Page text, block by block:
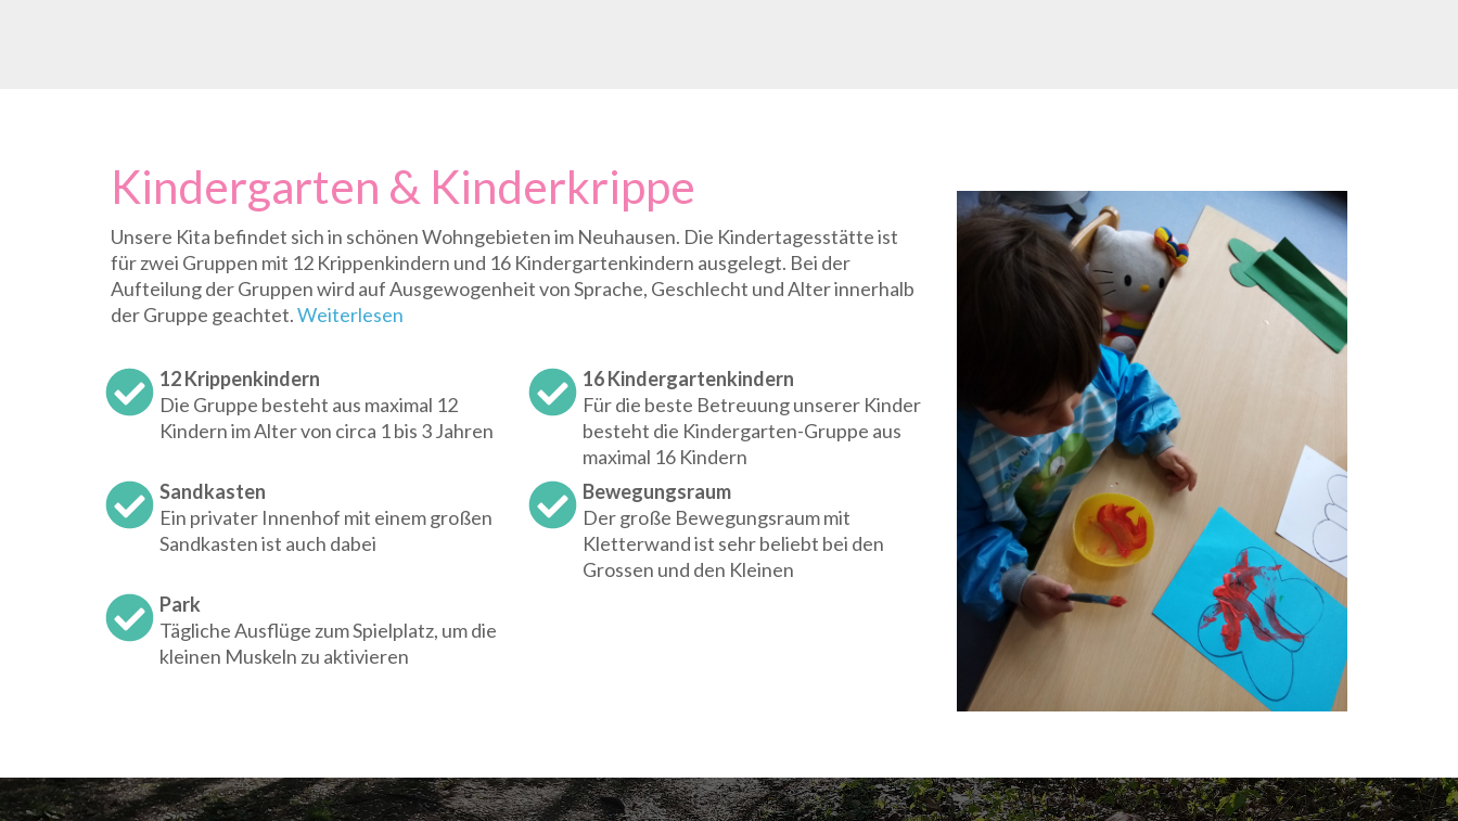
Kindergarten & Kinderkrippe
Unsere Kita befindet sich in schönen Wohngebieten im Neuhausen. Die Kindertagesstätte ist
für zwei Gruppen mit 12 Krippenkindern und 16 Kindergartenkindern ausgelegt. Bei der
Aufteilung der Gruppen wird auf Ausgewogenheit von Sprache, Geschlecht und Alter innerhalb
der Gruppe geachtet.Weiterlesen
12 Krippenkindern
Die Gruppe besteht aus maximal 12
Kindern im Alter von circa 1 bis 3 Jahren
16 Kindergartenkindern
Für die beste Betreuung unserer Kinder
besteht die Kindergarten-Gruppe aus
maximal 16 Kindern
Sandkasten
Ein privater Innenhof mit einem großen
Sandkasten ist auch dabei
Bewegungsraum
Der große Bewegungsraum mit
Kletterwand ist sehr beliebt bei den
Grossen und den Kleinen
Park
Tägliche Ausflüge zum Spielplatz, um die
kleinen Muskeln zu aktivieren